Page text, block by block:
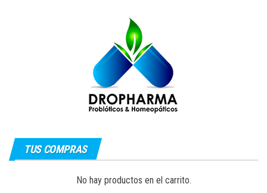
y Natural
Natural|
Guayaquil –
TUS COMPRAS
No hay productos en el carrito.